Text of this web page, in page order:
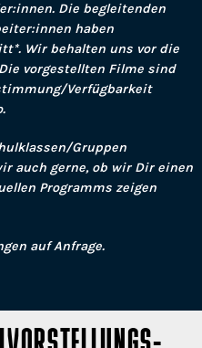
Die begleitenden
haben
Wir behalten uns vor die
vorgestellten Filme sind
Verfügbarkeit
Gruppen
auch gerne, ob wir Dir einen
Programms zeigen
auf Anfrage.